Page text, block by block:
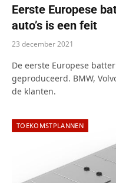
Eerste Europese
auto’s is een feit
23 december 2021
De eerste Europese
geproduceerd. BMW,
de klanten.
TOEKOMSTPLANNEN